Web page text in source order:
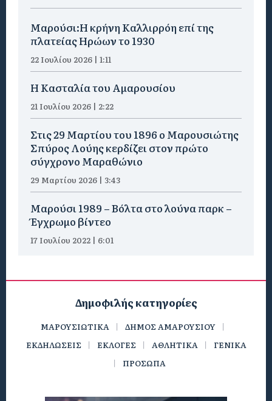
Μαρούσι:Η κρήνη Καλλιρρόη επί της
πλατείας Ηρώων το 1930
22 Ιουλίου 2026 | 1:11
Η Κασταλία του Αμαρουσίου
21 Ιουλίου 2026 | 2:22
Στις 29 Μαρτίου του 1896 ο Μαρουσιώτης
Σπύρος Λούης κερδίζει στον πρώτο
σύγχρονο Μαραθώνιο
29 Μαρτίου 2026 | 3:43
Μαρούσι 1989 – Βόλτα στο λούνα παρκ –
Έγχρωμο βίντεο
17 Ιουλίου 2022 | 6:01
Δημοφιλής κατηγορίες
ΜΑΡΟΥΣΙΩΤΙΚΑ
ΔΗΜΟΣ ΑΜΑΡΟΥΣΙΟΥ
ΕΚΔΗΛΩΣΕΙΣ
ΕΚΛΟΓΕΣ ΑΘΛΗΤΙΚΑ
ΓΕΝΙΚΑ
ΠΡΟΣΩΠΑ